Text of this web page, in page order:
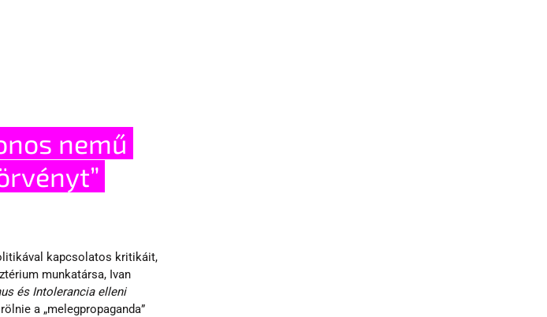
kapcsolatos kritikáit,
munkatársa, Ivan
és Intolerancia elleni
a „melegpropaganda”